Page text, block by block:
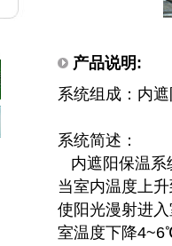
产品说明:
系统组成：内
系统简述：
内遮阳保温系
当室内温度上
使阳光漫射进
室温度下降